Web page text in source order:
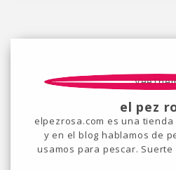
el pez
elpezrosa.com es una
y en el blog hablamos de
usamos para pescar.